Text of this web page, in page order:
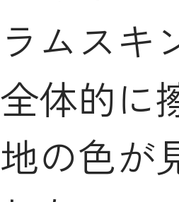
ラムスキ
全体的に
地の色が